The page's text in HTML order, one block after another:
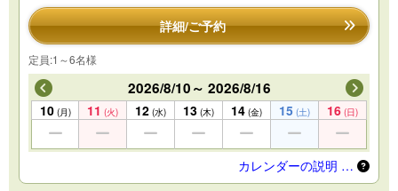
詳細/ご予約
定員:1～6名様
2026/8/10～ 2026/8/16
10 (月) 11 (火) 12 (水) 13 (木) 14 (金) 15 (土) 16 (日)
カレンダーの説明 …